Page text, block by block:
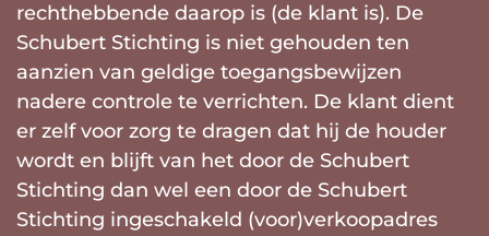
rechthebbende daarop is (de klant is). De
Schubert Stichting is niet gehouden ten
aanzien van geldige toegangsbewijzen
nadere controle te verrichten. De klant dient
er zelf voor zorg te dragen dat hij de houder
wordt en blijft van het door de Schubert
Stichting dan wel een door de Schubert
Stichting ingeschakeld (voor)verkoopadres